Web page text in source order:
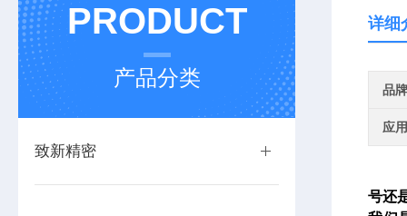
PRODUCT
产品分类
致新精密
详细
品牌
应
号还